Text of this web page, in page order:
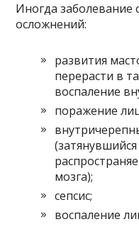
Иногда
осложнений:
развития
перерасти в
воспаление
поражение
мозга);
сепсис;
воспаление